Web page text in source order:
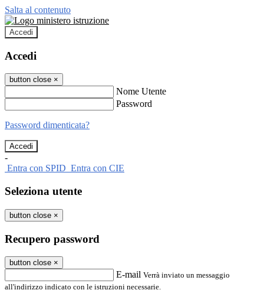
Salta al contenuto
Accedi
Accedi
button close ×
Nome Utente
Password
Password dimenticata?
-
Entra con SPID Entra con CIE
Seleziona utente
button close ×
Recupero password
button close ×
E-mail Verrà inviato un messaggio
all'indirizzo indicato con le istruzioni necessarie.